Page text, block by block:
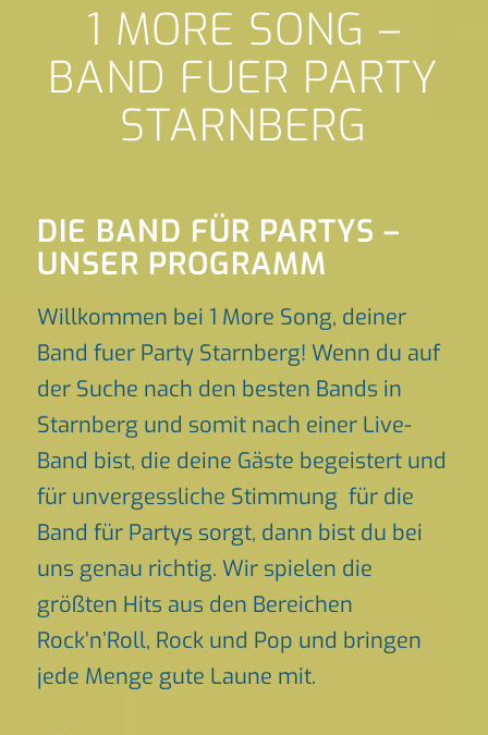
1 MORE SONG –
BAND FUER PARTY
STARNBERG
DIE BAND FÜR PARTYS –
UNSER PROGRAMM
Willkommen bei 1 More Song, deiner
Band fuer Party Starnberg! Wenn du auf
der Suche nach den besten Bands in
Starnberg und somit nach einer Live-
Band bist, die deine Gäste begeistert und
für unvergessliche Stimmung für die
Band für Partys sorgt, dann bist du bei
uns genau richtig. Wir spielen die
größten Hits aus den Bereichen
Rock’n’Roll, Rock und Pop und bringen
jede Menge gute Laune mit.